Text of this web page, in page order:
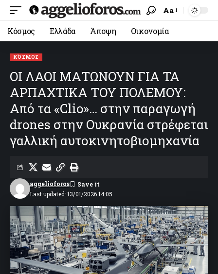
Aa
Κόσμος Ελλάδα Άποψη Οικονομία
ΚΌΣΜΟΣ
ΟΙ ΛΑΟΙ ΜΑΤΩΝΟΥΝ ΓΙΑ ΤΑ
ΑΡΠΑΧΤΙΚΑ ΤΟΥ ΠΟΛΕΜΟΥ:
Από τα «Clio»… στην παραγωγή
drones στην Ουκρανία στρέφεται
γαλλική αυτοκινητοβιομηχανία
Last updated: 13/01/2026 14:05
aggelioforos